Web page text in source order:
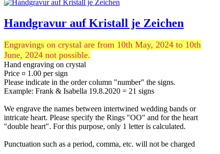
Handgravur auf Kristall je Zeichen
Engravings on crystal are from 10th May, 2024 to 10th
June, 2024 not possible.
Hand engraving on crystal
Price ¤ 1.00 per sign
Please indicate in the order column "number" the signs.
Example: Frank & Isabella 19.8.2020 = 21 signs
We engrave the names between intertwined wedding bands or
intricate heart. Please specify the Rings "OO" and for the heart
"double heart". For this purpose, only 1 letter is calculated.
Punctuation such as a period, comma, etc. will not be charged